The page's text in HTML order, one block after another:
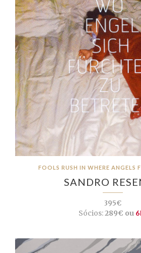
FOOLS RUSH IN WHERE ANGELS
SANDRO
395€
Sócios:289€ ou